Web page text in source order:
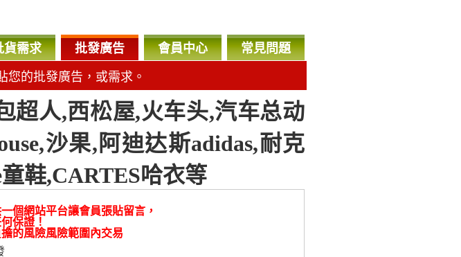
貨需求 批發廣告 會員中心 常見問題
您的批發廣告，或需求。
超人,西松屋,火车头,汽车总动
沙果,阿迪达斯adidas,耐克
鞋,CARTES哈衣等
個網站平台讓會員張貼留言，
保證！
的風險風險範圍內交易